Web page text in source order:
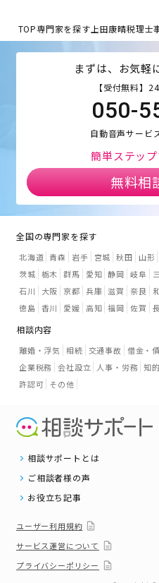
TOP専門家を探す 上田康晴税理士
まずは、お気軽
【受付無料】
050-
自動音声サービ
簡単ステッ
無料相
全国の専門家を探す
北海道 青森 岩手 宮城 秋田 山形
茨城 栃木 群馬 愛知 静岡 岐阜
石川
大阪 京都 兵庫 滋賀 奈良
徳島 香川 愛媛 高知 福岡 佐賀
相談内容
離婚・浮気 相続 交通事故 借金・
企業税務 会社設立 人事・労務 知
許認可 その他
相談サポートとは
ご相談者様の声
お役立ち記事
ユーザー利用規約
サービス運営について
プライバシーポリシー